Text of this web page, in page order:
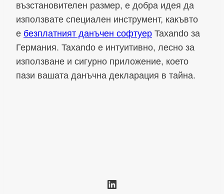
възстановителен размер, е добра идея да
използвате специален инструмент, какъвто
е безплатният данъчен софтуер Taxando за
Германия. Taxando е интуитивно, лесно за
използване и сигурно приложение, което
пази вашата данъчна декларация в тайна.
LinkedIn